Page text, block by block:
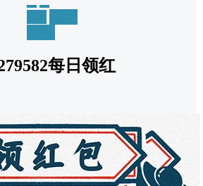
每日领红